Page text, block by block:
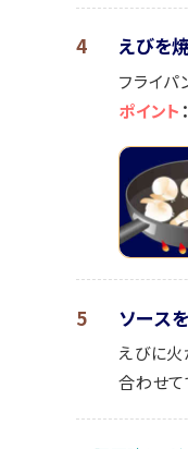
4 えびを
フライパ
ポイント
5 ソース
えびに火
合わせて